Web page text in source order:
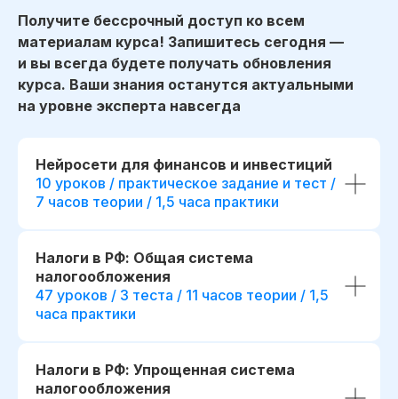
Получите бессрочный доступ ко всем
материалам курса! Запишитесь сегодня —
и вы всегда будете получать обновления
курса. Ваши знания останутся актуальными
на уровне эксперта навсегда
Нейросети для финансов и инвестиций
10 уроков / практическое задание и тест /
7 часов теории / 1,5 часа практики
Налоги в РФ: Общая система
налогообложения
47 уроков / 3 теста / 11 часов теории / 1,5
часа практики
Налоги в РФ: Упрощенная система
налогообложения
начало обучения: start111307.005